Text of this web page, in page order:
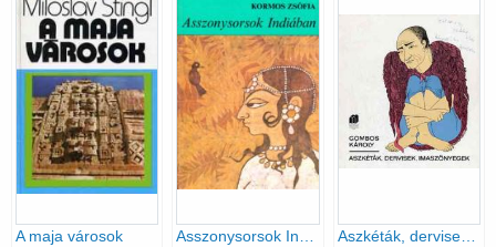
A maja városok Aszkéták, dervisek, imaszőnyegek